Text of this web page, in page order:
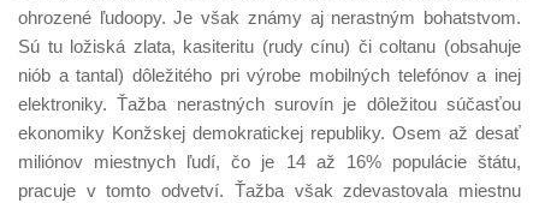
ohrozené ľudoopy. Je však známy aj nerastným bohatstvom.
Sú tu ložiská zlata, kasiteritu (rudy cínu) či coltanu (obsahuje
niób a tantal) dôležitého pri výrobe mobilných telefónov a inej
elektroniky. Ťažba nerastných surovín je dôležitou súčasťou
ekonomiky Konžskej demokratickej republiky. Osem až desať
miliónov miestnych ľudí, čo je 14 až 16% populácie štátu,
pracuje v tomto odvetví. Ťažba však zdevastovala miestnu